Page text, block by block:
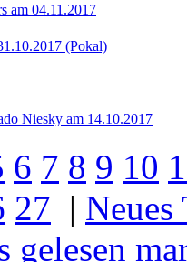
am 04.11.2017
(Pokal)
Niesky am 14.10.2017
6 7 8 9 10
27 | Neues
gelesen